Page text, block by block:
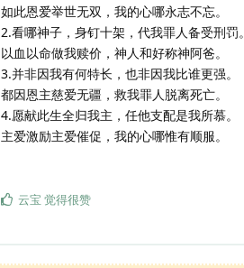
如此恩爱举世无双，我的心哪永志不忘。
2.看哪神子，身钉十架，代我罪人备受刑罚。
以血以命做我赎价，神人和好称神阿爸。
3.并非因我有何特长，也非因我比谁更强。
都因恩主慈爱无疆，救我罪人脱离死亡。
4.愿献此生全归我主，任他支配是我所慕。
主爱激励主爱催促，我的心哪惟有顺服。
云宝 觉得很赞